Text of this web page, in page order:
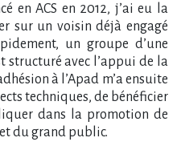
en ACS en 2012, j’ai eu la
sur un voisin déjà engagé
un groupe d’une
structuré avec l’appui de la
à l’Apad m’a ensuite
techniques, de bénéficier
dans la promotion de
du grand public.